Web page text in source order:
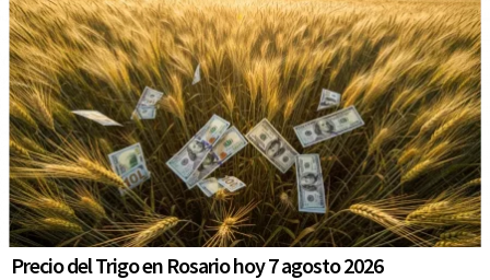
Precio del Trigo en Rosario hoy 7 agosto 2026